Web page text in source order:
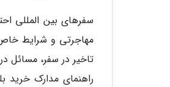
سفرهای بین المللی
مهاجرتی و شرایط
تاخیر در سفر، مسائل
راهنمای مدارک خرید